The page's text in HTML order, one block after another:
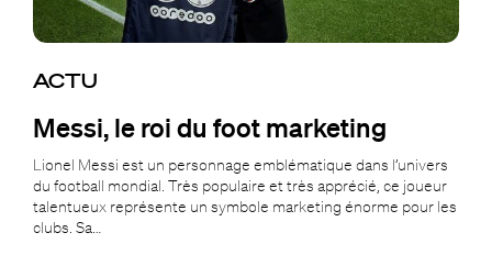
ACTU
Messi, le roi du foot marketing
Lionel Messi est un personnage emblématique dans l’univers
du football mondial. Très populaire et très apprécié, ce joueur
talentueux représente un symbole marketing énorme pour les
clubs. Sa…